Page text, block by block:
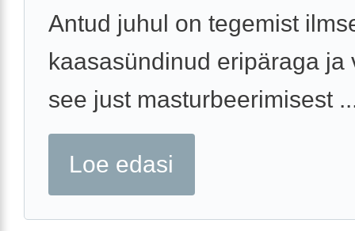
Antud juhul on tegemist
kaasasündinud eripäraga ja
see just masturbeerimisest
Loe edasi